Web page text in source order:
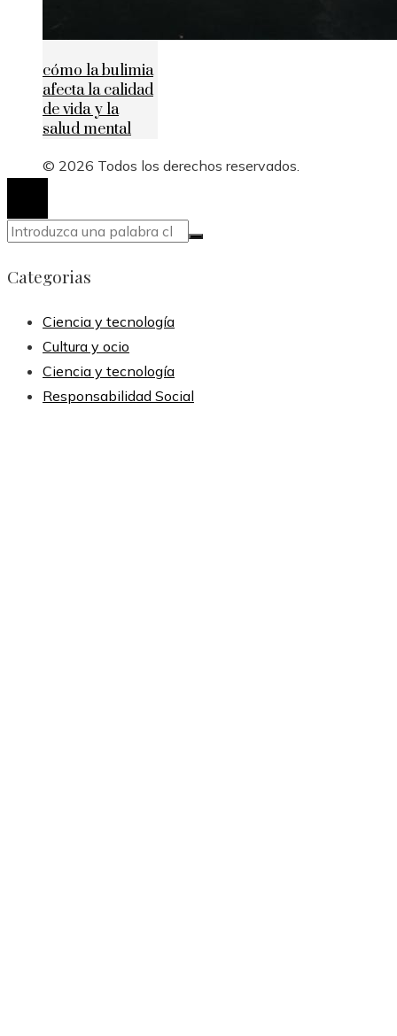
cómo la bulimia
afecta la calidad
de vida y la
salud mental
© 2026 Todos los derechos reservados.
Categorias
Ciencia y tecnología
Cultura y ocio
Ciencia y tecnología
Responsabilidad Social